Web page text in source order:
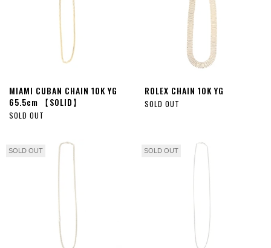
MIAMI CUBAN CHAIN 10K YG
65.5cm 【SOLID】
SOLD OUT
ROLEX CHAIN 10K YG
SOLD OUT
SOLD OUT SOLD OUT